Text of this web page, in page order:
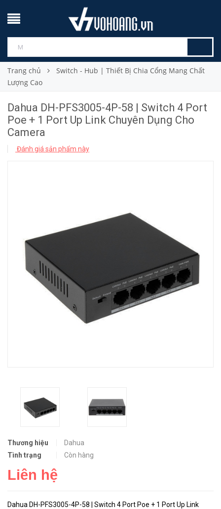
Trang chủ
Switch - Hub | Thiết Bị Chia Cổng Mang Chất
Lượng Cao
Dahua DH-PFS3005-4P-58 | Switch 4 Port
Poe + 1 Port Up Link Chuyên Dụng Cho
Camera
Đánh giá sản phẩm này
Thương hiệu
Dahua
Tình trạng
Còn hàng
Liên hệ
Dahua DH-PFS3005-4P-58 | Switch 4 Port Poe + 1 Port Up Link